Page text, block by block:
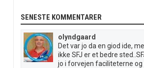
SENESTE KOMMENTARER
olyndgaard
Det var jo da en giod ide,
ikke SFJ er et bedre
jo i forvejen faciliteterne og